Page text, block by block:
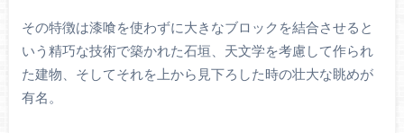
その特徴は漆喰を使わずに大きなブロックを結合させると
いう精巧な技術で築かれた石垣、天文学を考慮して作られ
た建物、そしてそれを上から見下ろした時の壮大な眺めが
有名。